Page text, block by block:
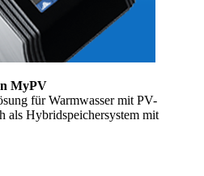
MyPV
für Warmwasser mit PV-
als Hybridspeichersystem mit